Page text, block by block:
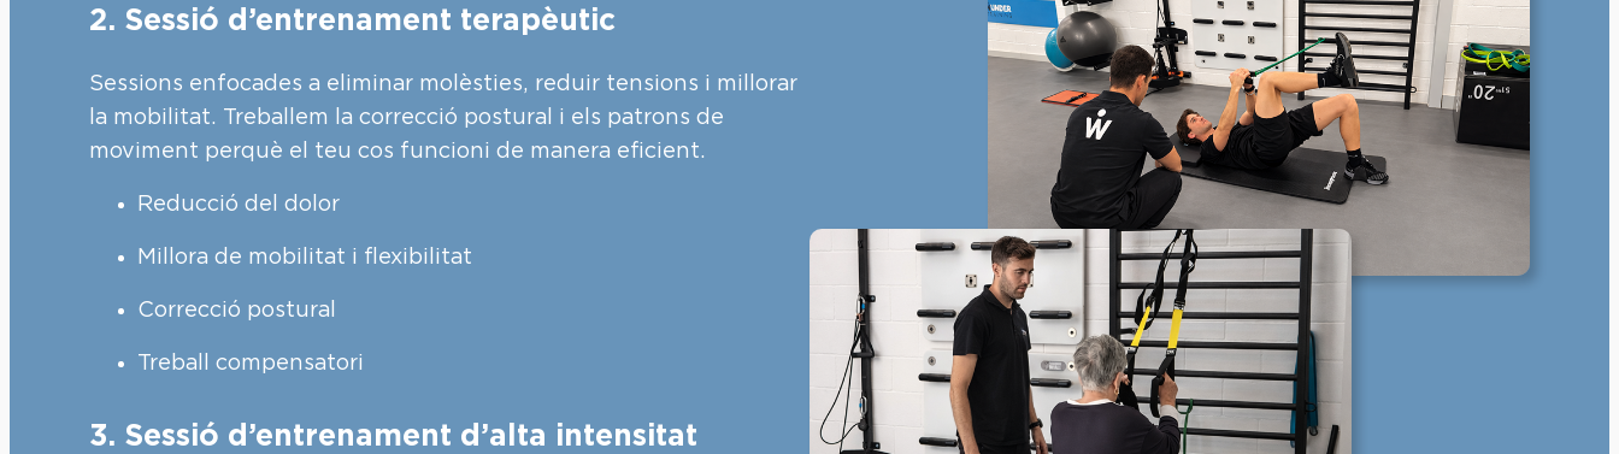
2. Sessió d’entrenament terapèutic
Sessions enfocades a eliminar molèsties, reduir tensions i millorar
la mobilitat. Treballem la correcció postural i els patrons de
moviment perquè el teu cos funcioni de manera eficient.
Reducció del dolor
Millora de mobilitat i flexibilitat
Correcció postural
Treball compensatori
3. Sessió d’entrenament d’alta intensitat